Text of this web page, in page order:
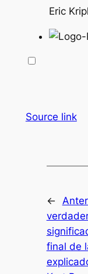
Eric
Source link
←
final de